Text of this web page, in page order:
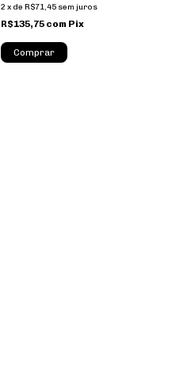
2 x de R$71,45 sem juros
R$135,75 com Pix
Comprar